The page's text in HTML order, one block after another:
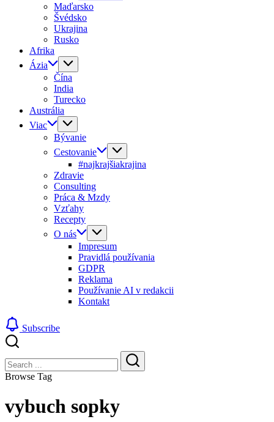
Maďarsko
Švédsko
Ukrajina
Rusko
Afrika
Ázia
Čína
India
Turecko
Austrália
Viac
Bývanie
Cestovanie
#najkrajšiakrajina
Zdravie
Consulting
Práca & Mzdy
Vzťahy
Recepty
O nás
Impresum
Pravidlá používania
GDPR
Reklama
Používanie AI v redakcii
Kontakt
Subscribe
Search
Search
Browse Tag
vybuch sopky